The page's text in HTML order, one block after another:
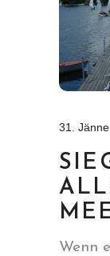
31.
Wenn